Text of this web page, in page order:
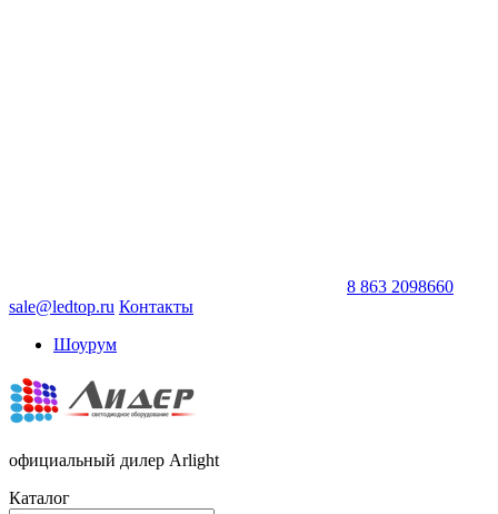
8 863 2098660
sale@ledtop.ru Контакты
Шоурум
официальный дилер Arlight
Каталог